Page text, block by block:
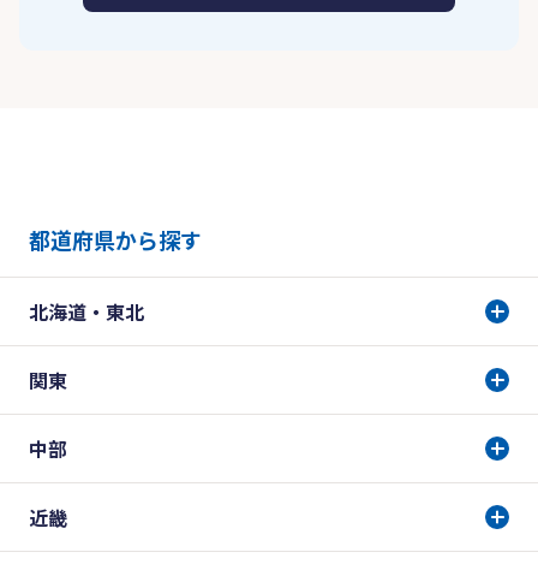
都道府県から探す
北海道・東北
関東
中部
近畿